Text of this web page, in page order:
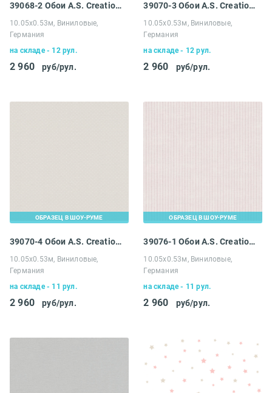
39068-2 Обои A.S. Creation Maison Charme
10.05х0.53м, Виниловые,
Германия
на складе - 12 рул.
2 960 руб/рул.
39070-3 Обои A.S. Creation Maison Charme
10.05х0.53м, Виниловые,
Германия
на складе - 12 рул.
2 960 руб/рул.
ОБРАЗЕЦ В ШОУ-РУМЕ
39070-4 Обои A.S. Creation Maison Charme
10.05х0.53м, Виниловые,
Германия
на складе - 11 рул.
2 960 руб/рул.
ОБРАЗЕЦ В ШОУ-РУМЕ
39076-1 Обои A.S. Creation Maison Charme
10.05х0.53м, Виниловые,
Германия
на складе - 11 рул.
2 960 руб/рул.